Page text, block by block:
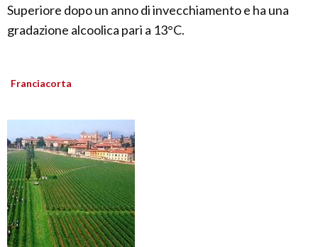
Superiore dopo un anno di invecchiamento e ha una
gradazione alcoolica pari a 13°C.
Franciacorta